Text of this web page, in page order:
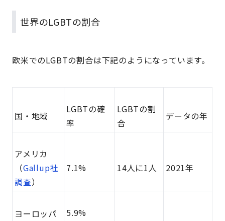
世界のLGBTの割合
欧米でのLGBTの割合は下記のようになっています。
国・地域
LGBTの確
率
LGBTの割
合
データの年
アメリカ
（Gallup社
調査）
7.1% 14人に1人 2021年
ヨーロッパ
5.9%